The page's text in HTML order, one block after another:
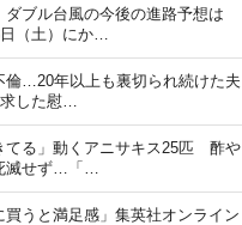
ダブル台風の今後の進路予想は
（土）にか…
倫…20年以上も裏切られ続けた夫
した慰…
てる」動くアニサキス25匹 酢や
滅せず…「…
買うと満足感」集英社オンライン